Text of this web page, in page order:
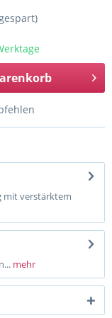
mit verstärktem
mehr